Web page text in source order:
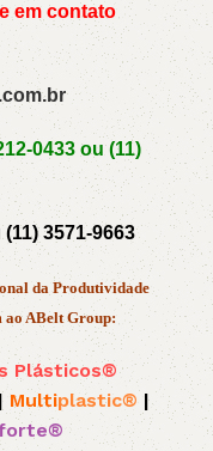
em contato
0433 ou(11)
(11) 3571-9663
da Produtividade
ao ABelt Group:
Plásticos®
| Multiplastic® |